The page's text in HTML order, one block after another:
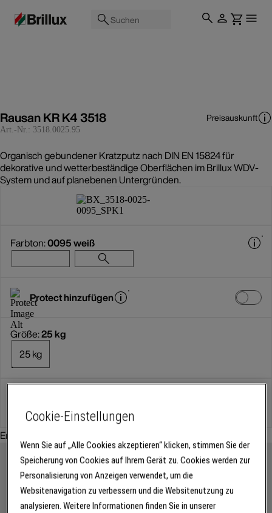
Suchen
Rausan KR K4 3518
Art.-Nr.: 3518.0025.95
Preisauskunft
Organisch gebundener Kratzputz nach DIN EN 15824 für
dekorative und wetterbeständige Oberflächen im Brillux WDV-
System und auf planebenen Untergründen.
Farbton:0095 weiß
Protect hinzufügen
Größe:25 kg
25 kg
Empfohlenes Zubehör:
Cookie-Einstellungen
Wenn Sie auf „Alle Cookies akzeptieren“ klicken, stimmen Sie der
Speicherung von Cookies auf Ihrem Gerät zu. Cookies werden zur
Personalisierung von Anzeigen verwendet, um die
Websitenavigation zu verbessern und die Websitenutzung zu
analysieren. Weitere Informationen finden Sie in unserer